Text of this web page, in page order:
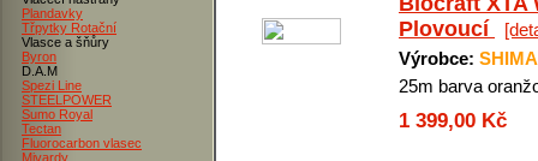
Plandavky
Třpytky Rotační
Vlasce a šňůry
Byron
D.A.M
Spezi Line
STEELPOWER
Sumo Royal
Tectan
Fluorocarbon vlasec
Mivardy
Plovoucí
Výrobce:
25m barva
1 399,00 Kč